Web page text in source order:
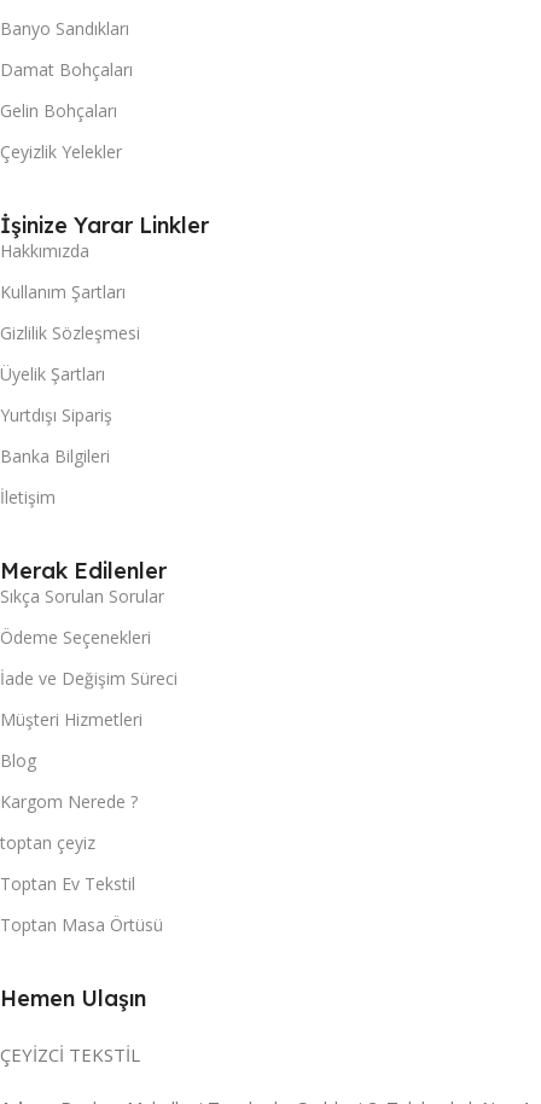
Banyo Sandıkları
Damat Bohçaları
Gelin Bohçaları
Çeyizlik Yelekler
İşinize Yarar Linkler
Hakkımızda
Kullanım Şartları
Gizlilik Sözleşmesi
Üyelik Şartları
Yurtdışı Sipariş
Banka Bilgileri
İletişim
Merak Edilenler
Sıkça Sorulan Sorular
Ödeme Seçenekleri
İade ve Değişim Süreci
Müşteri Hizmetleri
Blog
Kargom Nerede ?
toptan çeyiz
Toptan Ev Tekstil
Toptan Masa Örtüsü
Hemen Ulaşın
ÇEYİZCİ TEKSTİL